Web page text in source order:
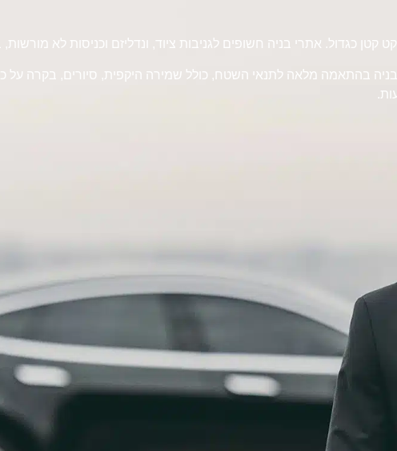
קטן כגדול. אתרי בניה חשופים לגניבות ציוד, ונדליזם וכניסות לא
לאתרי בניה בהתאמה מלאה לתנאי השטח, כולל שמירה היקפית, סיורים,